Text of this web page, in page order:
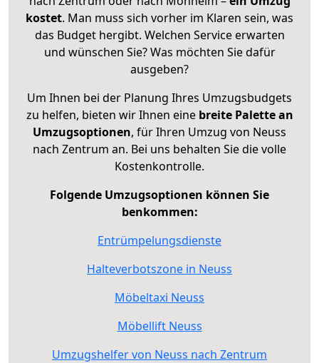
kostet. Man muss sich vorher im Klaren sein, was
das Budget hergibt. Welchen Service erwarten
und wünschen Sie? Was möchten Sie dafür
ausgeben?
Um Ihnen bei der Planung Ihres Umzugsbudgets
zu helfen, bieten wir Ihnen eine breite Palette an
Umzugsoptionen, für Ihren Umzug von Neuss
nach Zentrum an. Bei uns behalten Sie die volle
Kostenkontrolle.
Folgende Umzugsoptionen können Sie
benkommen:
Entrümpelungsdienste
Halteverbotszone in Neuss
Möbeltaxi Neuss
Möbellift Neuss
Umzugshelfer von Neuss nach Zentrum